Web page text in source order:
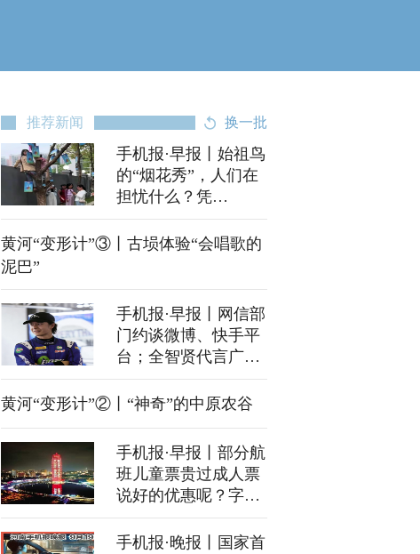
推荐新闻 换一批
手机报·早报丨始祖鸟
的“烟花秀”，人们在
担忧什么？凭
《731》电影票根，
河南这些景区免门票
黄河“变形计”③丨古埙体验“会唱歌的
泥巴”
手机报·早报丨网信部
门约谈微博、快手平
台；全智贤代言广告
被撤
黄河“变形计”②丨“神奇”的中原农谷
手机报·早报丨部分航
班儿童票贵过成人票
说好的优惠呢？字节
跳动：将按照中国法
律要求推进相关工作
手机报·晚报丨国家首